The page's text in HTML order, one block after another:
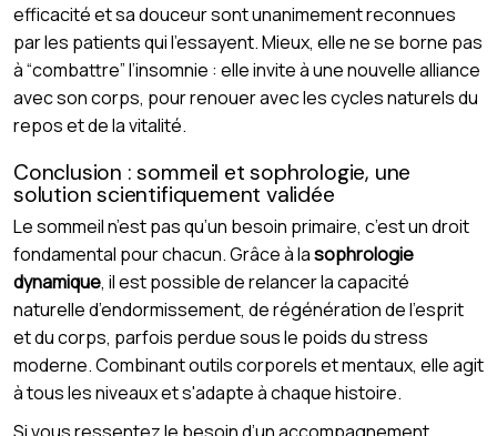
efficacité et sa douceur sont unanimement reconnues
par les patients qui l’essayent. Mieux, elle ne se borne pas
à “combattre” l’insomnie : elle invite à une nouvelle alliance
avec son corps, pour renouer avec les cycles naturels du
repos et de la vitalité.
Conclusion : sommeil et sophrologie, une
solution scientifiquement validée
Le sommeil n’est pas qu’un besoin primaire, c’est un droit
fondamental pour chacun. Grâce à lasophrologie
dynamique, il est possible de relancer la capacité
naturelle d’endormissement, de régénération de l’esprit
et du corps, parfois perdue sous le poids du stress
moderne. Combinant outils corporels et mentaux, elle agit
à tous les niveaux et s'adapte à chaque histoire.